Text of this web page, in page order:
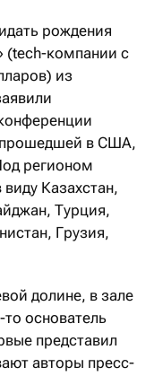
рождения
(tech-компании с
из
прошедшей в США,
регионом
Казахстан,
Турция,
Грузия,
долине, в зале
то основатель
представил
авторы пресс-